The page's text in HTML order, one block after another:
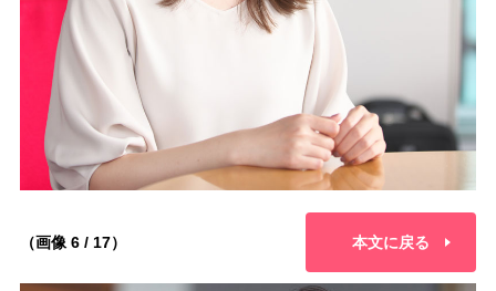
（画像 6 / 17） 本文に戻る